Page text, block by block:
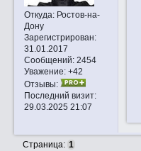
Откуда:Ростов-на-
Дону
Зарегистрирован:
31.01.2017
Сообщений:2454
Уважение: +42
Отзывы:
Последний визит:
29.03.2025 21:07
Страница: 1